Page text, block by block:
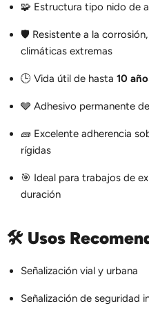
🧩 Estructura tipo nido de
🛡️ Resistente a la
climáticas extremas
🕒 Vida útil de hasta 10
🩶 Adhesivo permanente
🧱 Excelente adherencia
rígidas
🎯 Ideal para trabajos de
duración
🛠️ Usos
Señalización vial y urbana
Señalización de seguridad